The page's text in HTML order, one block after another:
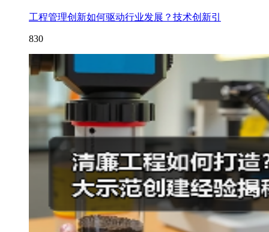
工程管理创新如何驱动行业发展？技术创新引
830